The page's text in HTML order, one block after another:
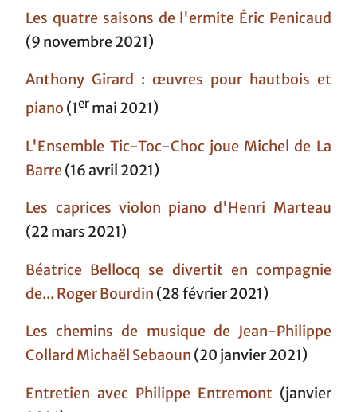
Les quatre saisons de l'ermite Éric Penicaud
(9 novembre 2021)
Anthony Girard : œuvres pour hautbois et
piano (1er mai 2021)
L'Ensemble Tic-Toc-Choc joue Michel de La
Barre(16 avril 2021)
Les caprices violon piano d'Henri Marteau
(22 mars 2021)
Béatrice Bellocq se divertit en compagnie
de... Roger Bourdin (28 février 2021)
Les chemins de musique de Jean-Philippe
Collard Michaël Sebaoun (20 janvier 2021)
Entretien avec Philippe Entremont (janvier